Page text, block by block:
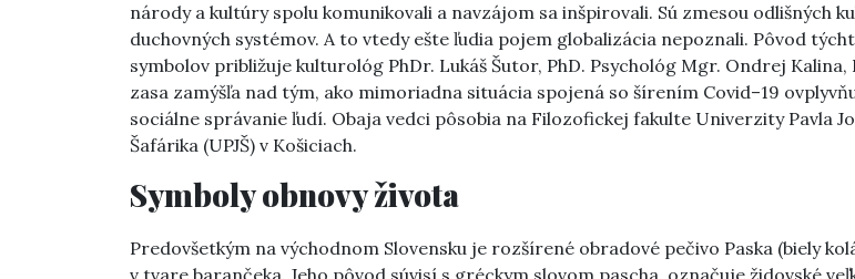
národy a kultúry spolu komunikovali a navzájom sa inšpirovali. Sú zmesou odlišných
duchovných systémov. A to vtedy ešte ľudia pojem globalizácia nepoznali. Pôvod
symbolov približuje kulturológ PhDr. Lukáš Šutor, PhD. Psychológ Mgr. Ondrej Kalina,
zasa zamýšľa nad tým, ako mimoriadna situácia spojená so šírením Covid–19
sociálne správanie ľudí. Obaja vedci pôsobia na Filozofickej fakulte Univerzity Pavla
Šafárika (UPJŠ) v Košiciach.
Symboly obnovy života
Predovšetkým na východnom Slovensku je rozšírené obradové pečivo Paska (biely
v tvare barančeka. Jeho pôvod súvisí s gréckym slovom pascha, označuje židovské